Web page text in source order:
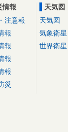
情報
注意報
報
報
報
報
災
天気図
天気図
気象衛星
世界衛星